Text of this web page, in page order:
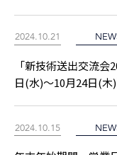
2024.10.21
「新技術送出交流
日(水)～10月24日(木)
2024.10.15